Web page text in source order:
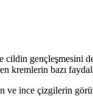
gençleşmesini
kremlerin bazı
ve ince çizgilerin